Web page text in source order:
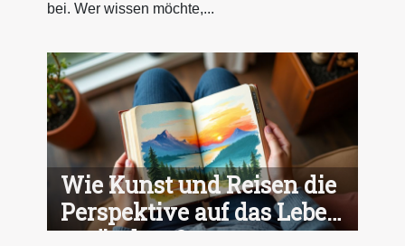
bei. Wer wissen möchte,...
Wie Kunst und Reisen die
Perspektive auf das Leben
verändern?